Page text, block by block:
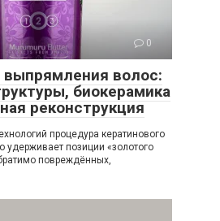
0
выпрямления волос:
биокерамика
реконструкция
процедура кератинового
позиции «золотого
повреждённых,